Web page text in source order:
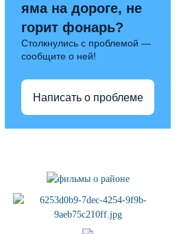
яма на дороге, не
горит фонарь?
Столкнулись с проблемой —
сообщите о ней!
Написать о проблеме